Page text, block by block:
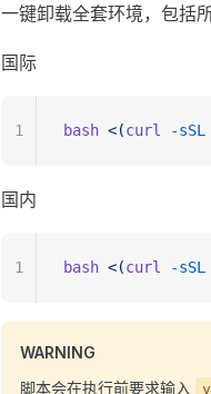
一键卸载全套环境，包括
国际
bash <(curl -sSL
1
国内
bash <(curl -sSL
1
WARNING
脚本会在执行前要求输入